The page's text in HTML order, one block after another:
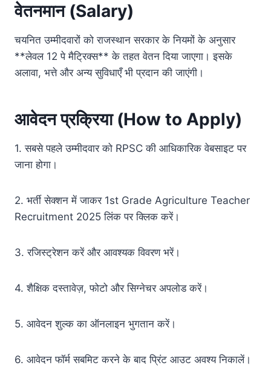
वेतनमान (Salary)
चयनित उम्मीदवारों को राजस्थान सरकार के नियमों के अनुसार
**लेवल 12 पे मैट्रिक्स** के तहत वेतन दिया जाएगा। इसके
अलावा, भत्ते और अन्य सुविधाएँ भी प्रदान की जाएंगी।
आवेदन प्रक्रिया (How to Apply)
1. सबसे पहले उम्मीदवार को RPSC की आधिकारिक वेबसाइट पर
जाना होगा।
2. भर्ती सेक्शन में जाकर 1st Grade Agriculture Teacher
Recruitment 2025 लिंक पर क्लिक करें।
3. रजिस्ट्रेशन करें और आवश्यक विवरण भरें।
4. शैक्षिक दस्तावेज़, फोटो और सिग्नेचर अपलोड करें।
5. आवेदन शुल्क का ऑनलाइन भुगतान करें।
6. आवेदन फॉर्म सबमिट करने के बाद प्रिंट आउट अवश्य निकालें।